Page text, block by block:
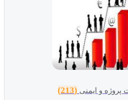
پروژه و ایمنی (213)